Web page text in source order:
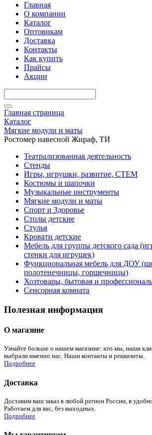
Главная
О компании
Каталог
Оптовикам
Доставка
Контакты
Как купить
Прайсы
Акции
Главная страница
Каталог
Мягкие модули и маты
Ростомер навесной Жираф, ТИ
Театрализованная деятельность
Стенды
Игры, игрушки, развитие, СТЕМ
Костюмы и шапочки
Музыкальные инструменты
Мягкие модули и маты
Спорт и Здоровье
Столы детские
Стулья
Кровати детские
Мебель для группы детского сада
стенки для игрушек)
Функциональная мебель для ДОУ
полотенечницы, горшечницы)
Хозтовары, бытовая и
Сенсорная комната
Полезная информация
О магазине
Узнайте больше о нашем магазине: кто мы, наши
выбрали именно нас. Наши контакты и реквизиты.
Подробнее
Доставка
Доставим ваш заказ в любой регион России, в
Работаем для вас, без выходных.
Подробнее